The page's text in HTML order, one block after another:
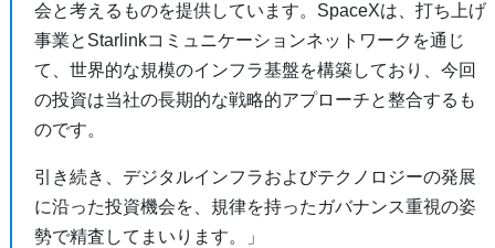
会と考えるものを提供しています。SpaceXは、打ち上げ
事業とStarlinkコミュニケーションネットワークを通じ
て、世界的な規模のインフラ基盤を構築しており、今回
の投資は当社の長期的な戦略的アプローチと整合するも
のです。
引き続き、デジタルインフラおよびテクノロジーの発展
に沿った投資機会を、規律を持ったガバナンス重視の姿
勢で精査してまいります。」